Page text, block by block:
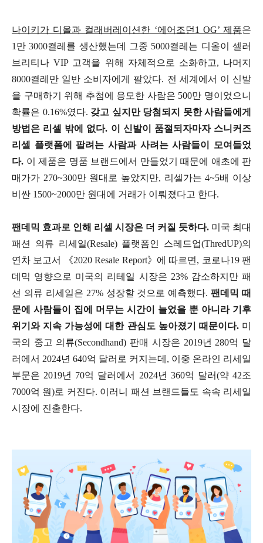
나이키가 디올과 컬래버레이션한 ‘에어조던1 OG’ 제품은
1만 3000켤레를 생산했는데 그중 5000켤레는 디올이 셀러
브리티나 VIP 고객을 위해 자체적으로 소화하고, 나머지
8000켤레만 일반 소비자에게 팔았다. 전 세계에서 이 신발
을 구매하기 위해 추첨에 응모한 사람은 500만 명이었으니
확률은 0.16%였다. 갖고 싶지만 당첨되지 못한 사람들에게
방법은 리셀 밖에 없다. 이 신발이 품절되자마자 스니커즈
리셀 플랫폼에 팔려는 사람과 사려는 사람들이 모여들었
다. 이 제품은 명품 브랜드에서 만들었기 때문에 애초에 판
매가가 270~300만 원대로 높았지만, 리셀가는 4~5배 이상
비싼 1500~2000만 원대에 거래가 이뤄졌다고 한다.
팬데믹 효과로 인해 리셀 시장은 더 커질 듯하다. 미국 최대
패션 의류 리세일(Resale) 플랫폼인 스레드업(ThredUP)의
연차 보고서 《2020 Resale Report》에 따르면, 코로나19 팬
데믹 영향으로 미국의 리테일 시장은 23% 감소하지만 패
션 의류 리세일은 27% 성장할 것으로 예측했다.팬데믹 때
문에 사람들이 집에 머무는 시간이 늘었을 뿐 아니라 기후
위기와 지속 가능성에 대한 관심도 높아졌기 때문이다. 미
국의 중고 의류(Secondhand) 판매 시장은 2019년 280억 달
러에서 2024년 640억 달러로 커지는데, 이중 온라인 리세일
부문은 2019년 70억 달러에서 2024년 360억 달러(약 42조
7000억 원)로 커진다. 이러니 패션 브랜드들도 속속 리세일
시장에 진출한다.